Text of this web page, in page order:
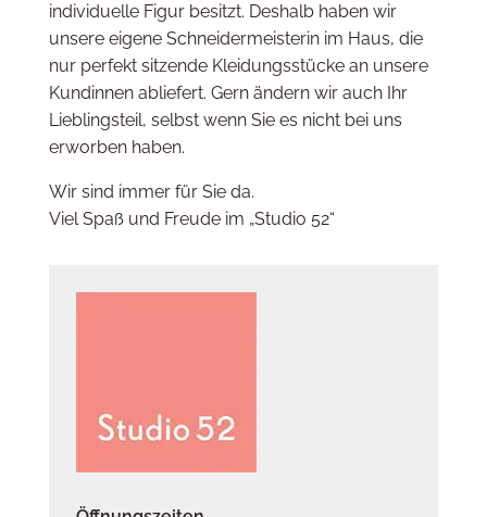
individuelle Figur besitzt. Deshalb haben wir
unsere eigene Schneidermeisterin im Haus, die
nur perfekt sitzende Kleidungsstücke an unsere
Kundinnen abliefert. Gern ändern wir auch Ihr
Lieblingsteil, selbst wenn Sie es nicht bei uns
erworben haben.
Wir sind immer für Sie da.
​Viel Spaß und Freude im „Studio 52“